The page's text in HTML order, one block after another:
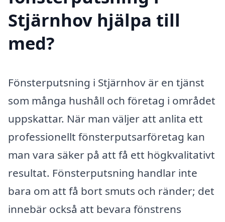
Stjärnhov hjälpa till
med?
Fönsterputsning i Stjärnhov är en tjänst
som många hushåll och företag i området
uppskattar. När man väljer att anlita ett
professionellt fönsterputsarföretag kan
man vara säker på att få ett högkvalitativt
resultat. Fönsterputsning handlar inte
bara om att få bort smuts och ränder; det
innebär också att bevara fönstrens